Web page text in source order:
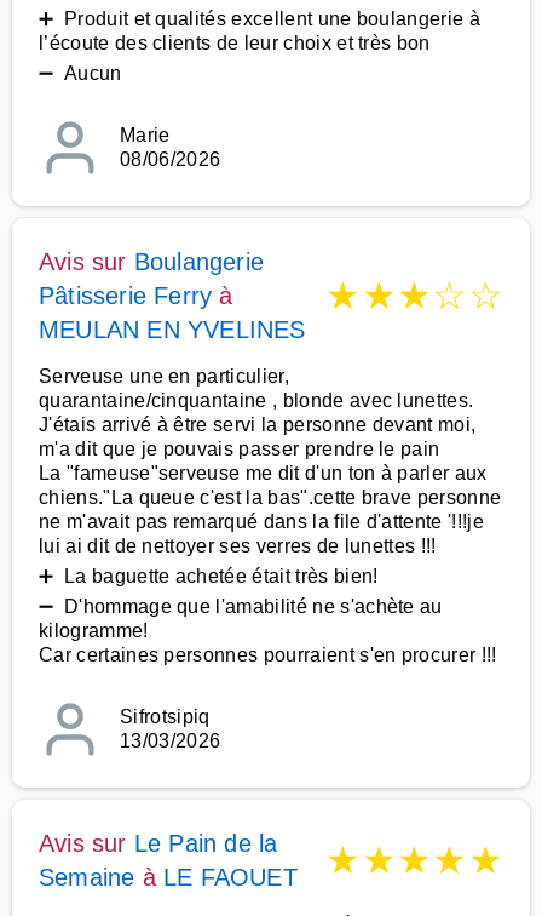
➕ Produit et qualités excellent une boulangerie à
l’écoute des clients de leur choix et très bon
➖ Aucun
Marie
08/06/2026
Avis sur Boulangerie
Pâtisserie Ferry à
MEULAN EN YVELINES
★★★☆☆
Serveuse une en particulier,
quarantaine/cinquantaine , blonde avec lunettes.
J'étais arrivé à être servi la personne devant moi,
m'a dit que je pouvais passer prendre le pain
La "fameuse"serveuse me dit d'un ton à parler aux
chiens."La queue c'est la bas".cette brave personne
ne m'avait pas remarqué dans la file d'attente '!!!je
lui ai dit de nettoyer ses verres de lunettes !!!
➕ La baguette achetée était très bien!
➖ D'hommage que l'amabilité ne s'achète au
kilogramme!
Car certaines personnes pourraient s'en procurer !!!
Sifrotsipiq
13/03/2026
Avis sur Le Pain de la
Semaine à LE FAOUET ★★★★★